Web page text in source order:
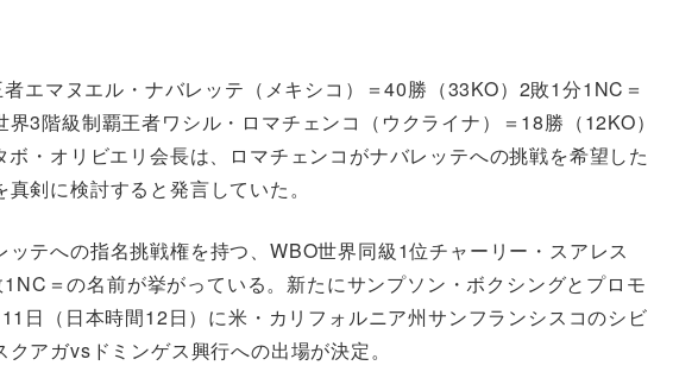
エマヌエル・ナバレッテ（メキシコ）＝40勝（33KO）2敗1分1NC＝
3階級制覇王者ワシル・ロマチェンコ（ウクライナ）＝18勝（12KO）
・オリビエリ会長は、ロマチェンコがナバレッテへの挑戦を希望した
剣に検討すると発言していた。
テへの指名挑戦権を持つ、WBO世界同級1位チャーリー・スアレス
＝の名前が挙がっている。新たにサンプソン・ボクシングとプロモ
日（日本時間12日）に米・カリフォルニア州サンフランシスコのシビ
アガvsドミンゲス興行への出場が決定。